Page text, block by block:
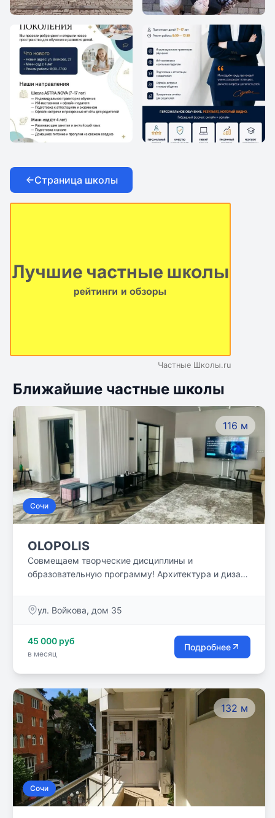
Школа Ядро плюс Школа Ядро плюс
Страница школы
Частные Школы.ru
Ближайшие частные школы
116 м
Сочи
OLOPOLIS
Совмещаем творческие дисциплины и
образовательную программу! Архитектура и дизайн
времени в школе!
ул. Войкова, дом 35
45 000 руб
в месяц
Подробнее
132 м
Сочи